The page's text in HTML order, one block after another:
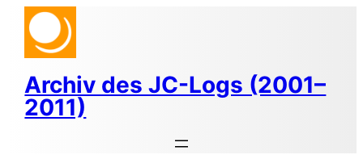
Zum
Inhalt
springen
Archiv des JC-Logs (2001–
2011)